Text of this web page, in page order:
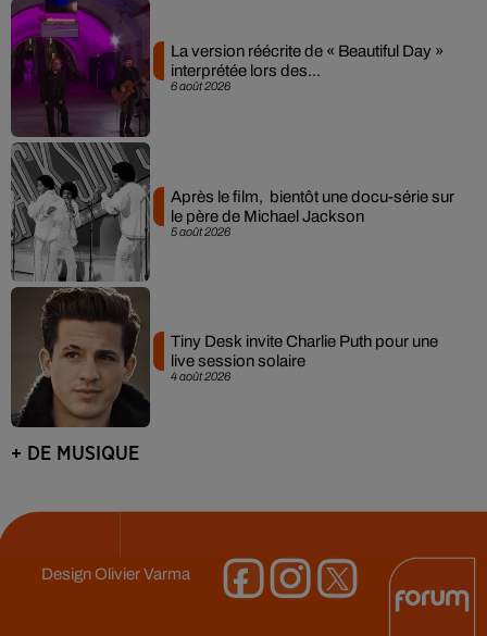
6 août 2026
La version réécrite de « Beautiful Day »
interprétée lors des...
5 août 2026
Après le film, bientôt une docu-série sur
le père de Michael Jackson
4 août 2026
Tiny Desk invite Charlie Puth pour une
live session solaire
+ DE MUSIQUE
DesignOlivier Varma